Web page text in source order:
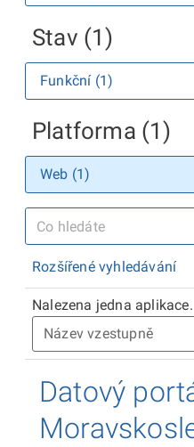
Stav (1)
Funkční (1)
Platforma (1)
Web (1)
Rozšířené vyhledávání
Nalezena jedna aplikace.
Datový